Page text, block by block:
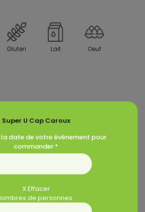
Gluten Lait Oeuf
Super U Cap Caroux
la date de votre événement pour
commander *
X Effacer
de personnes :